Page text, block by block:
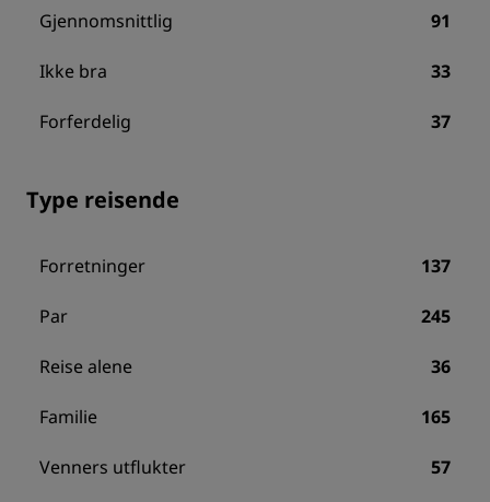
Gjennomsnittlig 91
Ikke bra 33
Forferdelig 37
Type reisende
Forretninger 137
Par 245
Reise alene 36
Familie 165
Venners utflukter 57